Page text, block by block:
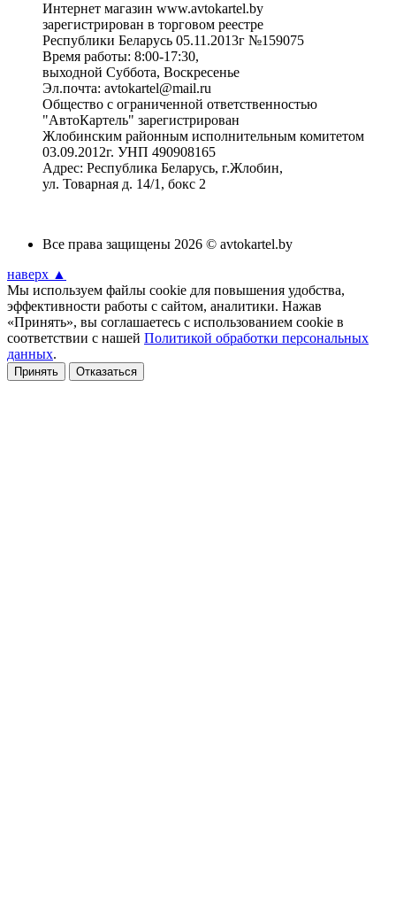
Интернет магазин www.avtokartel.by
зарегистрирован в торговом реестре
Республики Беларусь 05.11.2013г №159075
Время работы: 8:00-17:30,
выходной Суббота, Воскресенье
Эл.почта: avtokartel@mail.ru
Общество с ограниченной ответственностью
"АвтоКартель" зарегистрирован
Жлобинским районным исполнительным комитетом
03.09.2012г. УНП 490908165
Адрес: Республика Беларусь, г.Жлобин,
ул. Товарная д. 14/1, бокс 2
Все права защищены 2026 © avtokartel.by
наверх ▲
Мы используем файлы cookie для повышения удобства,
эффективности работы с сайтом, аналитики. Нажав
«Принять», вы соглашаетесь с использованием cookie в
соответствии с нашей Политикой обработки персональных
данных.
Принять Отказаться